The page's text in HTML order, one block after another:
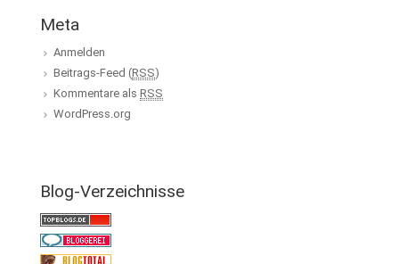
Meta
Anmelden
Beitrags-Feed (RSS)
Kommentare als RSS
WordPress.org
Blog-Verzeichnisse